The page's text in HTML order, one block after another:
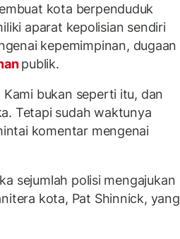
kota berpenduduk
aparat kepolisian sendiri
kepemimpinan, dugaan
publik.
bukan seperti itu, dan
Tetapi sudah waktunya
komentar mengenai
sejumlah polisi mengajukan
kota, Pat Shinnick, yang